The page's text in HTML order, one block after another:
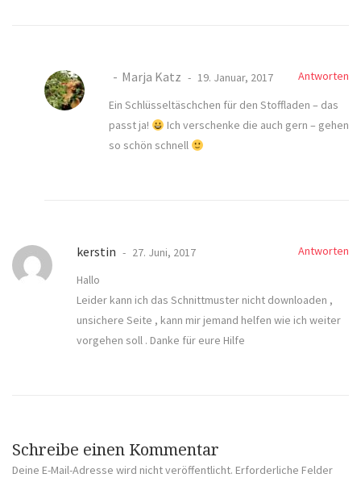
Marja Katz 19. Januar, 2017
Antworten
Ein Schlüsseltäschchen für den Stoffladen – das
passt ja!
Ich verschenke die auch gern – gehen
so schön schnell
kerstin 27. Juni, 2017
Antworten
Hallo
Leider kann ich das Schnittmuster nicht downloaden ,
unsichere Seite , kann mir jemand helfen wie ich weiter
vorgehen soll . Danke für eure Hilfe
Schreibe einen Kommentar
Deine E-Mail-Adresse wird nicht veröffentlicht. Erforderliche Felder